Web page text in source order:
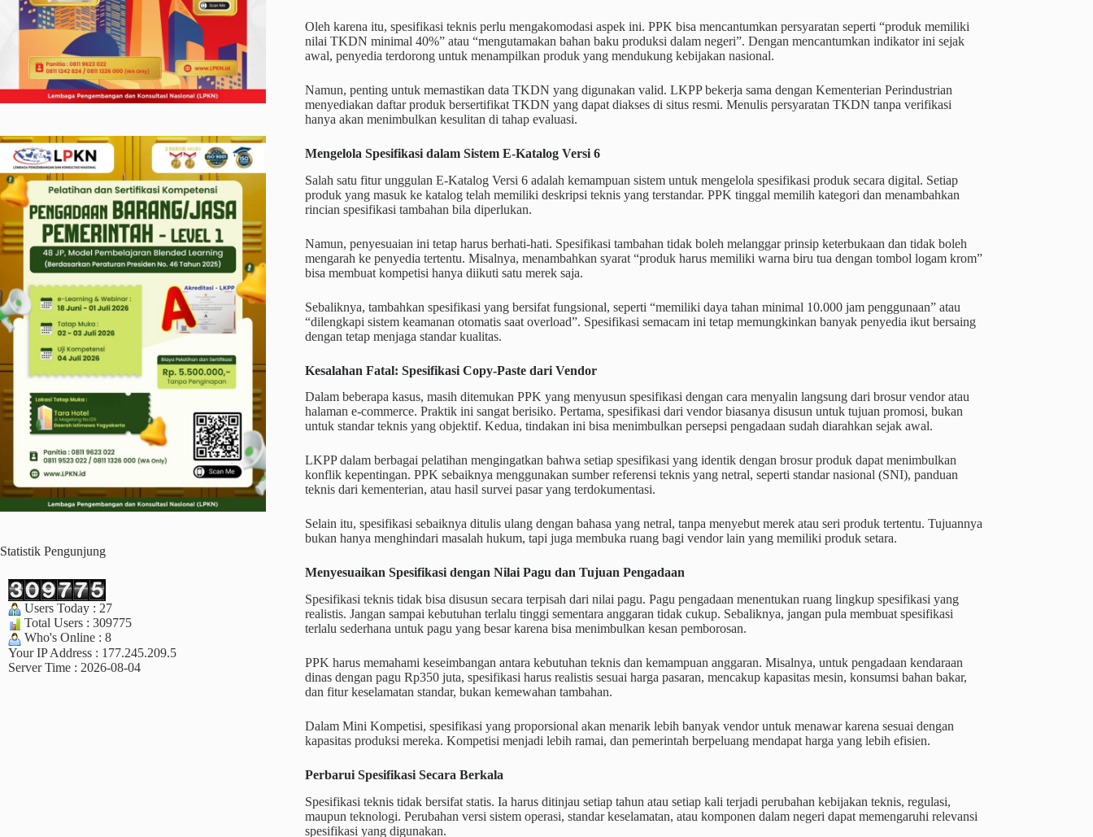
Oleh karena itu, spesifikasi teknis perlu mengakomodasi aspek ini. PPK bisa mencantumkan persyaratan seperti “produk memiliki
nilai TKDN minimal 40%” atau “mengutamakan bahan baku produksi dalam negeri”. Dengan mencantumkan indikator ini sejak
awal, penyedia terdorong untuk menampilkan produk yang mendukung kebijakan nasional.
Namun, penting untuk memastikan data TKDN yang digunakan valid. LKPP bekerja sama dengan Kementerian Perindustrian
menyediakan daftar produk bersertifikat TKDN yang dapat diakses di situs resmi. Menulis persyaratan TKDN tanpa verifikasi
hanya akan menimbulkan kesulitan di tahap evaluasi.
Mengelola Spesifikasi dalam Sistem E-Katalog Versi 6
Salah satu fitur unggulan E-Katalog Versi 6 adalah kemampuan sistem untuk mengelola spesifikasi produk secara digital. Setiap
produk yang masuk ke katalog telah memiliki deskripsi teknis yang terstandar. PPK tinggal memilih kategori dan menambahkan
rincian spesifikasi tambahan bila diperlukan.
Namun, penyesuaian ini tetap harus berhati-hati. Spesifikasi tambahan tidak boleh melanggar prinsip keterbukaan dan tidak boleh
mengarah ke penyedia tertentu. Misalnya, menambahkan syarat “produk harus memiliki warna biru tua dengan tombol logam krom”
bisa membuat kompetisi hanya diikuti satu merek saja.
Sebaliknya, tambahkan spesifikasi yang bersifat fungsional, seperti “memiliki daya tahan minimal 10.000 jam penggunaan” atau
“dilengkapi sistem keamanan otomatis saat overload”. Spesifikasi semacam ini tetap memungkinkan banyak penyedia ikut bersaing
dengan tetap menjaga standar kualitas.
Kesalahan Fatal: Spesifikasi Copy-Paste dari Vendor
Dalam beberapa kasus, masih ditemukan PPK yang menyusun spesifikasi dengan cara menyalin langsung dari brosur vendor atau
halaman e-commerce. Praktik ini sangat berisiko. Pertama, spesifikasi dari vendor biasanya disusun untuk tujuan promosi, bukan
untuk standar teknis yang objektif. Kedua, tindakan ini bisa menimbulkan persepsi pengadaan sudah diarahkan sejak awal.
LKPP dalam berbagai pelatihan mengingatkan bahwa setiap spesifikasi yang identik dengan brosur produk dapat menimbulkan
konflik kepentingan. PPK sebaiknya menggunakan sumber referensi teknis yang netral, seperti standar nasional (SNI), panduan
teknis dari kementerian, atau hasil survei pasar yang terdokumentasi.
Selain itu, spesifikasi sebaiknya ditulis ulang dengan bahasa yang netral, tanpa menyebut merek atau seri produk tertentu. Tujuannya
bukan hanya menghindari masalah hukum, tapi juga membuka ruang bagi vendor lain yang memiliki produk setara.
Menyesuaikan Spesifikasi dengan Nilai Pagu dan Tujuan Pengadaan
Spesifikasi teknis tidak bisa disusun secara terpisah dari nilai pagu. Pagu pengadaan menentukan ruang lingkup spesifikasi yang
realistis. Jangan sampai kebutuhan terlalu tinggi sementara anggaran tidak cukup. Sebaliknya, jangan pula membuat spesifikasi
terlalu sederhana untuk pagu yang besar karena bisa menimbulkan kesan pemborosan.
PPK harus memahami keseimbangan antara kebutuhan teknis dan kemampuan anggaran. Misalnya, untuk pengadaan kendaraan
dinas dengan pagu Rp350 juta, spesifikasi harus realistis sesuai harga pasaran, mencakup kapasitas mesin, konsumsi bahan bakar,
dan fitur keselamatan standar, bukan kemewahan tambahan.
Dalam Mini Kompetisi, spesifikasi yang proporsional akan menarik lebih banyak vendor untuk menawar karena sesuai dengan
kapasitas produksi mereka. Kompetisi menjadi lebih ramai, dan pemerintah berpeluang mendapat harga yang lebih efisien.
Perbarui Spesifikasi Secara Berkala
Spesifikasi teknis tidak bersifat statis. Ia harus ditinjau setiap tahun atau setiap kali terjadi perubahan kebijakan teknis, regulasi,
maupun teknologi. Perubahan versi sistem operasi, standar keselamatan, atau komponen dalam negeri dapat memengaruhi relevansi
spesifikasi yang digunakan.
Statistik Pengunjung
Users Today : 27
Total Users : 309775
Who's Online : 8
Your IP Address : 177.245.209.5
Server Time : 2026-08-04